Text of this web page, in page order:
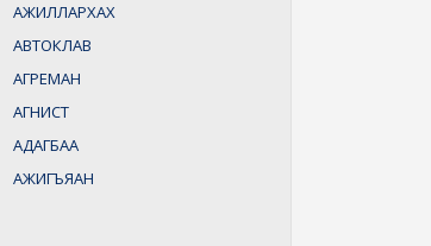
АЖИЛЛАРХАХ
АВТОКЛАВ
АГРЕМАН
АГНИСТ
АДАГБАА
АЖИГЪЯАН